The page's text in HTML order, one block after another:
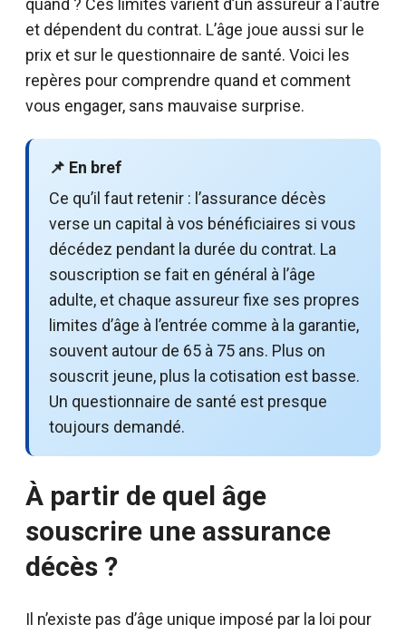
et dépendent du contrat. L’âge joue aussi sur le
prix et sur le questionnaire de santé. Voici les
repères pour comprendre quand et comment
vous engager, sans mauvaise surprise.
📌 En bref
Ce qu’il faut retenir : l’assurance décès
verse un capital à vos bénéficiaires si vous
décédez pendant la durée du contrat. La
souscription se fait en général à l’âge
adulte, et chaque assureur fixe ses propres
limites d’âge à l’entrée comme à la garantie,
souvent autour de 65 à 75 ans. Plus on
souscrit jeune, plus la cotisation est basse.
Un questionnaire de santé est presque
toujours demandé.
À partir de quel âge
souscrire une assurance
décès ?
Il n’existe pas d’âge unique imposé par la loi pour